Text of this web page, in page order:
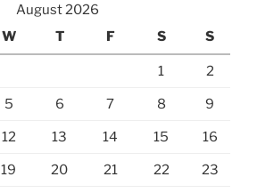
August 2026
W T F S S
1 2
5 6 7 8 9
12 13 14 15 16
19 20 21 22 23